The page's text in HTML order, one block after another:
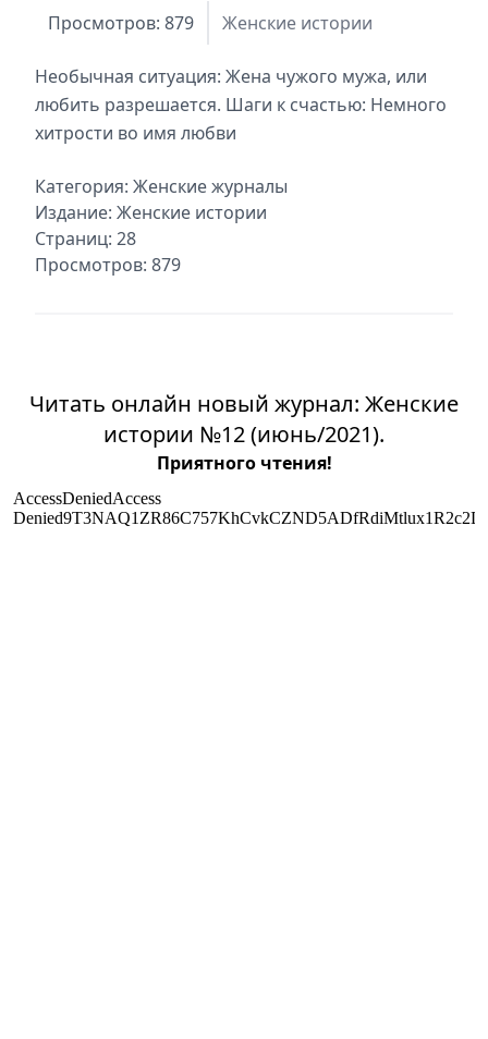
Просмотров: 879 Женские истории
Необычная ситуация: Жена чужого мужа, или
любить разрешается. Шаги к счастью: Немного
хитрости во имя любви
Категория: Женские журналы
Издание: Женские истории
Страниц: 28
Просмотров: 879
Читать онлайн новый журнал: Женские
истории №12 (июнь/2021).
Приятного чтения!